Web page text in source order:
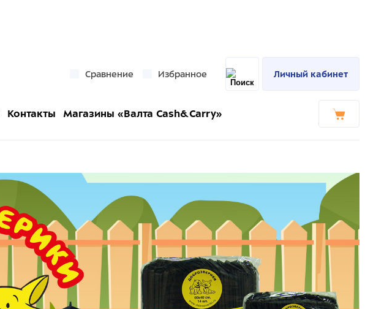
Сравнение Избранное Личный кабинет
Контакты Магазины «Валта Cash&Carry»